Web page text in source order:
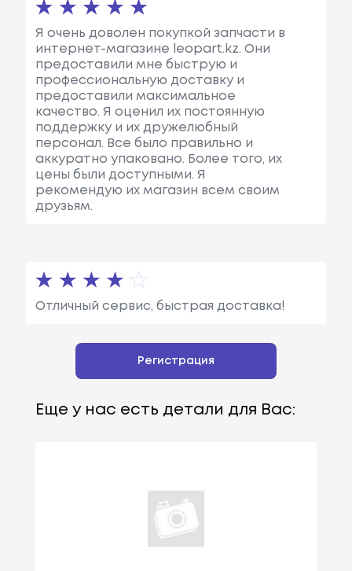
Я очень доволен покупкой запчасти в
интернет-магазине leopart.kz. Они
предоставили мне быструю и
профессиональную доставку и
предоставили максимальное
качество. Я оценил их постоянную
поддержку и их дружелюбный
персонал. Все было правильно и
аккуратно упаковано. Более того, их
цены были доступными. Я
рекомендую их магазин всем своим
друзьям.
Отличный сервис, быстрая доставка!
Регистрация
Еще у нас есть детали для Вас: